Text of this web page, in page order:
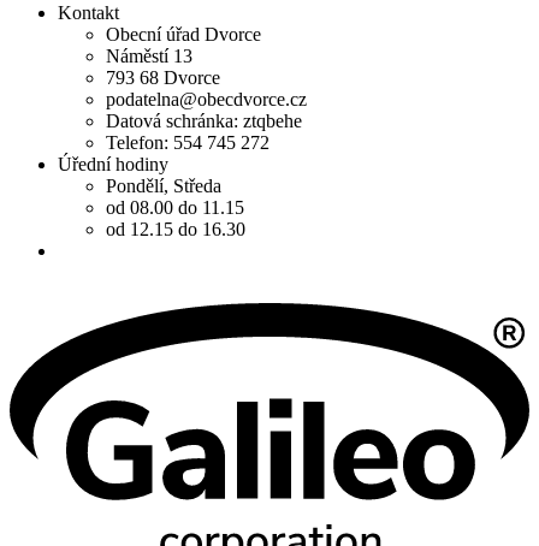
Kontakt
Obecní úřad Dvorce
Náměstí 13
793 68 Dvorce
podatelna@obecdvorce.cz
Datová schránka: ztqbehe
Telefon: 554 745 272
Úřední hodiny
Pondělí, Středa
od 08.00 do 11.15
od 12.15 do 16.30